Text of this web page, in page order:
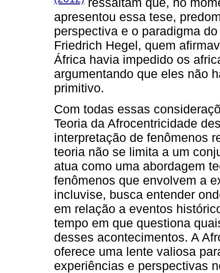
apresentou essa tese,
perspectiva e o paradigma
Friedrich Hegel, quem
África havia impedido os
argumentando que eles não
primitivo.
Com todas essas
Teoria da Afrocentricidade
interpretação de fenômenos
teoria não se limita a um
atua como uma abordagem
fenômenos que envolvem a
incluvise, busca entender
em relação a eventos
tempo em que questiona
desses acontecimentos. A
oferece uma lente valiosa
experiências e perspectivas